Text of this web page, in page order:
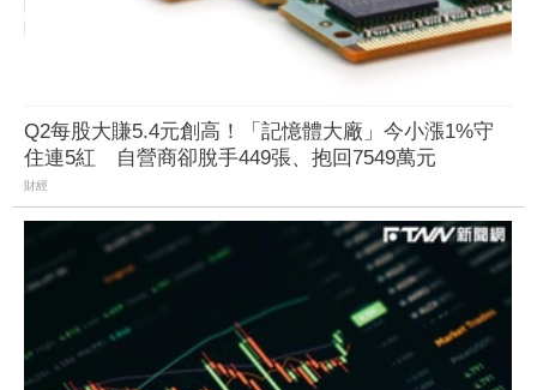
Q2每股大賺5.4元創高！「記憶體大廠」今小漲1%守
住連5紅 自營商卻脫手449張、抱回7549萬元
財經